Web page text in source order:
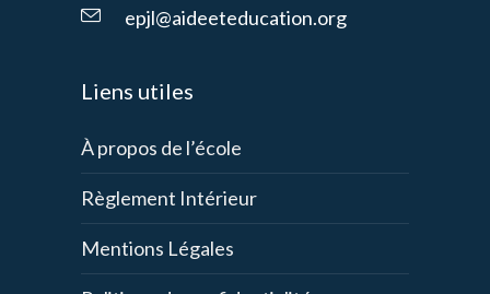
epjl@aideeteducation.org
Liens utiles
À propos de l’école
Règlement Intérieur
Mentions Légales